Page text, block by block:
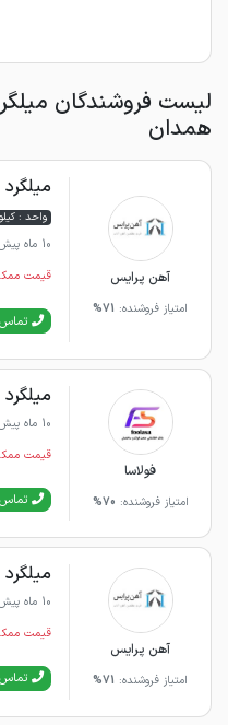
همدان
آهن پرایس
امتیاز فروشنده: 71%
میلگرد 20 A3 طول 12 راد همدان
واحد :
10 ماه پیش
قیمت
تماس
فولاسا
امتیاز فروشنده: 70%
میلگرد 20 A3 طول 12 راد همدان
10 ماه پیش
قیمت
تماس
آهن پرایس
امتیاز فروشنده: 71%
میلگرد 20 A3 طول 12 راد همدان
10 ماه پیش
قیمت
تماس